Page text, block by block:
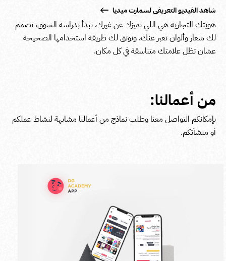
شاهد الفيديو التعريفي لسمارت ميديا
هويتك التجارية هي اللي تميزك عن غيرك، نبدأ بدراسة السوق، نصمم
لك شعار وألوان تعبر عنك، ونوثق لك طريقة استخدامها الصحيحة
عشان تظل علامتك متناسقة في كل مكان.
من أعمالنا:
بإمكانكم التواصل معنا وطلب نماذج من أعمالنا مشابهة لنشاط عملكم
أو منشأتكم.